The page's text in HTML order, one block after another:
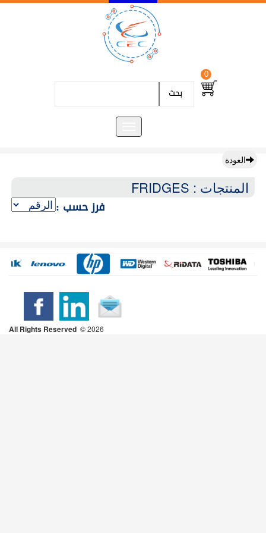
0
بحث
العودة
المنتجات : FRIDGES
فرز حسب :
All Rights Reserved